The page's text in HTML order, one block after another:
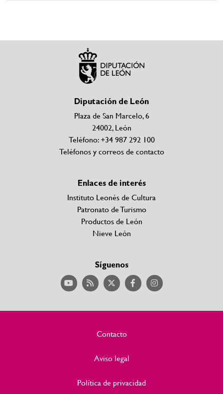
Diputación de León
Plaza de San Marcelo, 6
24002, León
Teléfono: +34 987 292 100
Teléfonos y correos de contacto
Enlaces de interés
Instituto Leonés de Cultura
Patronato de Turismo
Productos de León
Nieve León
Síguenos
Contacto
Aviso legal
Política de privacidad